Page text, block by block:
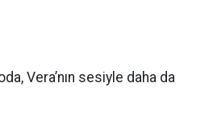
Vera’nın sesiyle daha da